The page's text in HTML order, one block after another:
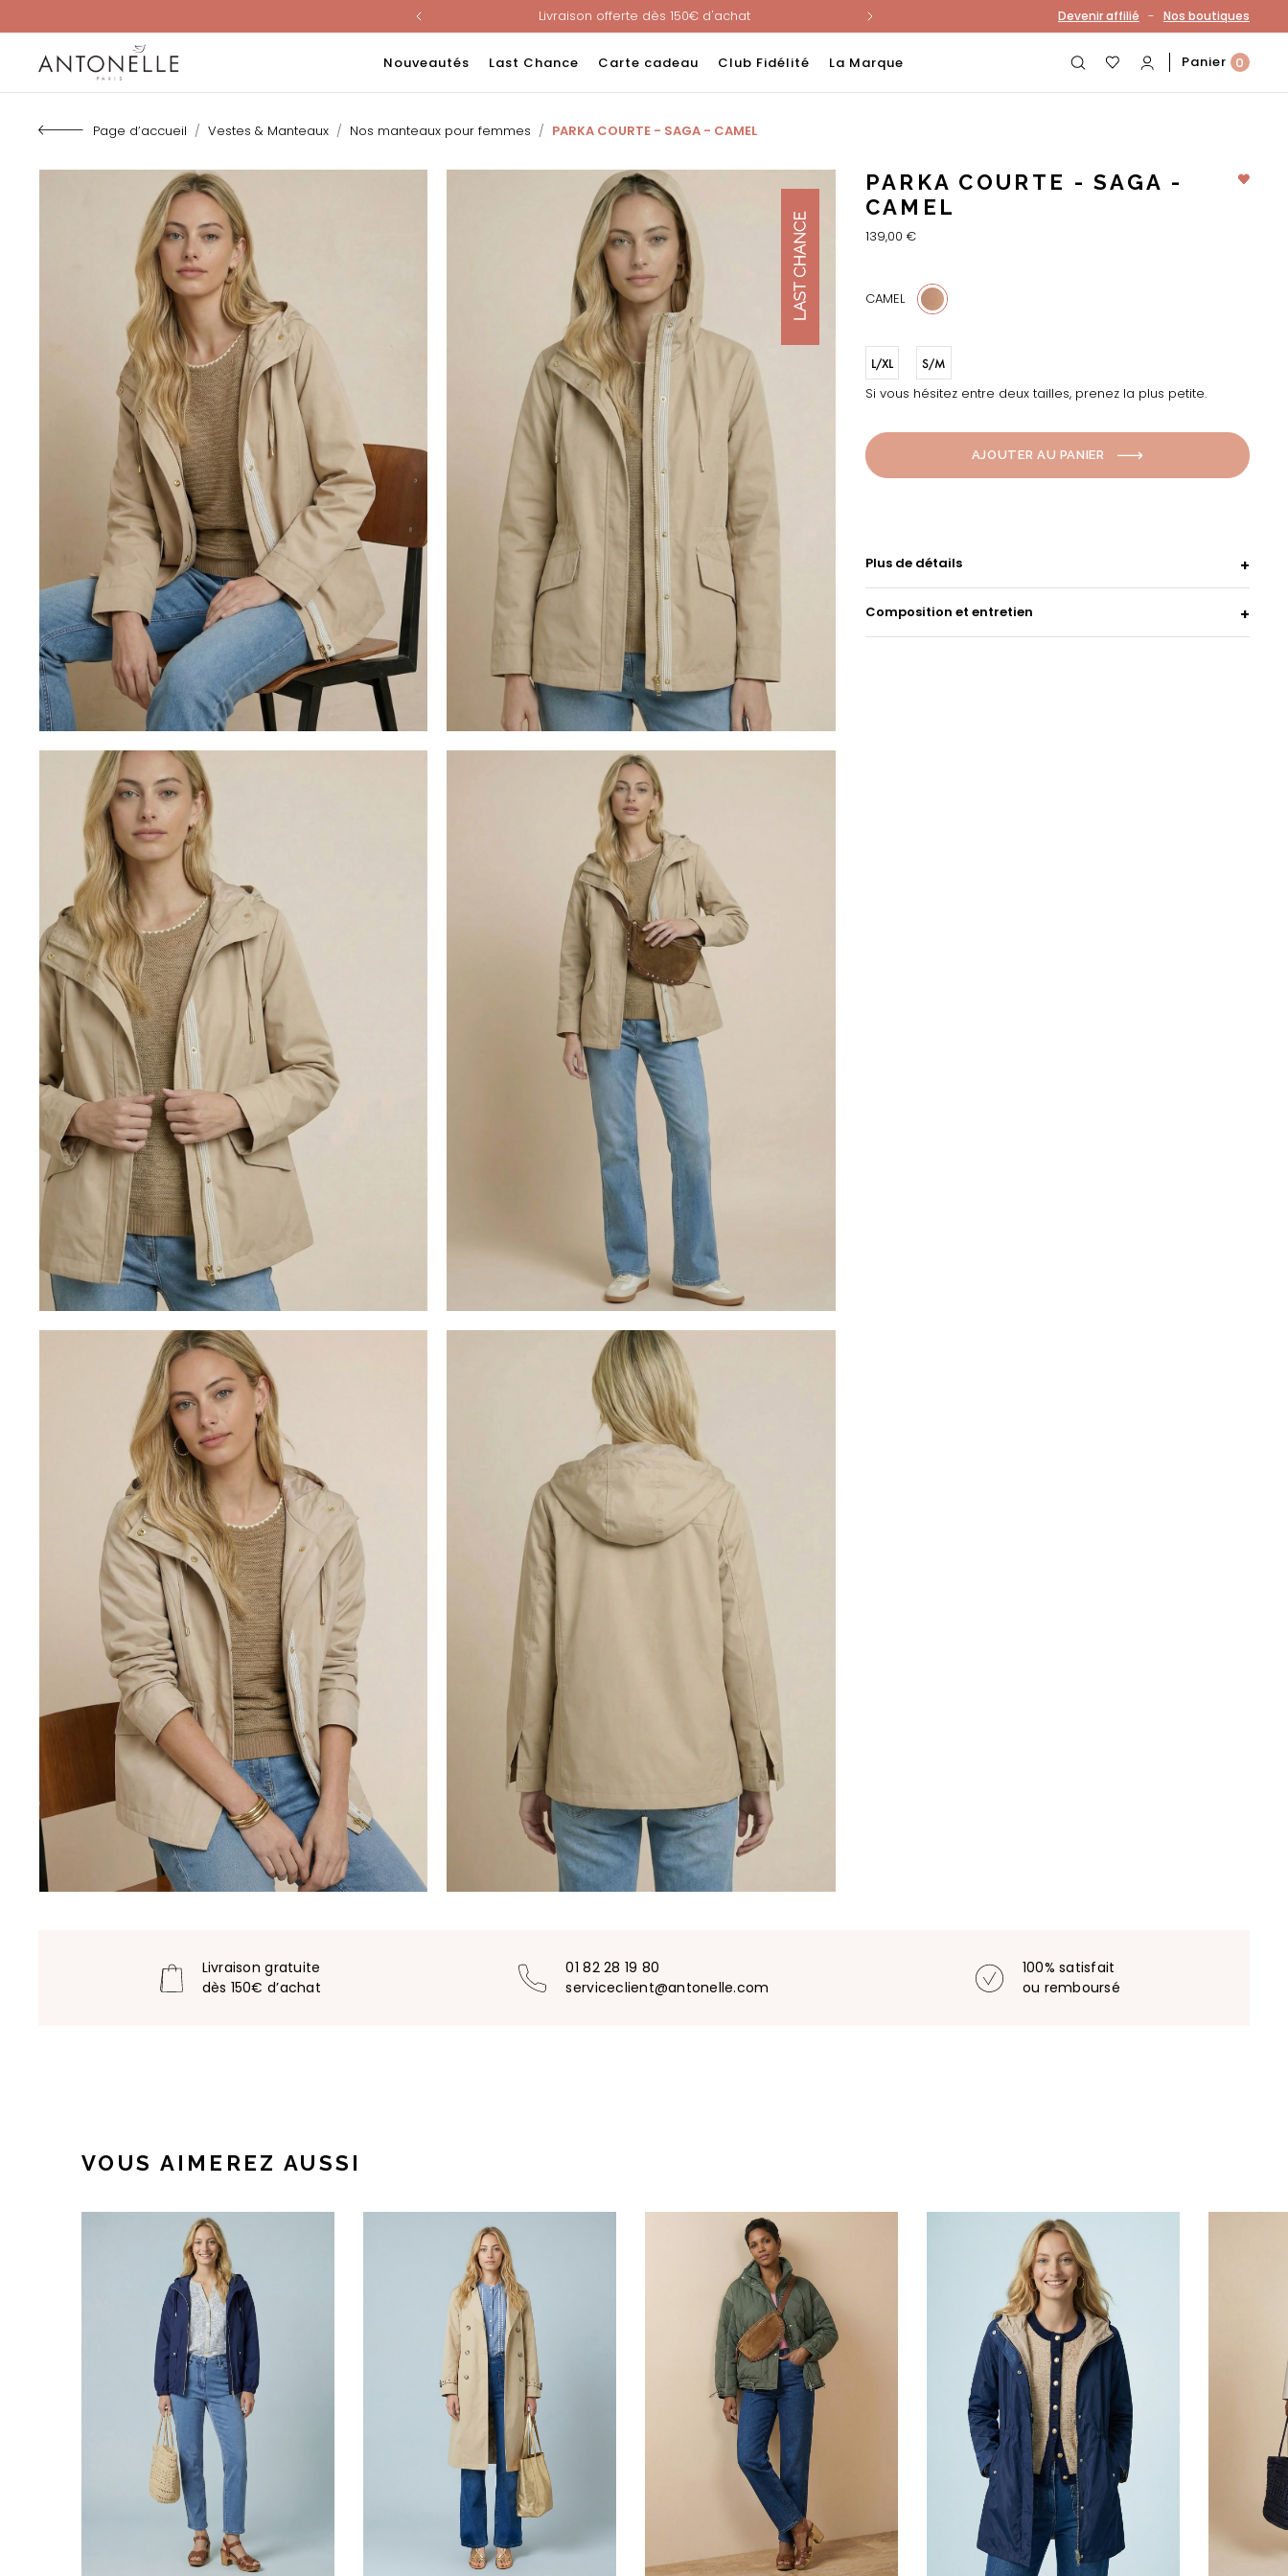
Livraison offerte dès 150€ d'achat
Nouveau ! Paiement en 3 ou 4 fois sans frais avec ALMA !
Last Chance : -60% sur une sélection jusqu'au 23/08 en vous connectant à votre compte
Devenir affilié - Nos boutiques
Nouveautés Last Chance Carte cadeau Club Fidélité La Marque Panier 0
Page d’accueil Vestes & Manteaux Nos manteaux pour femmes PARKA COURTE - SAGA - CAMEL
PARKA COURTE - SAGA -
CAMEL
139,00 €
CAMEL
L/XL S/M
Si vous hésitez entre deux tailles, prenez la plus petite.
AJOUTER AU PANIER
Plus de détails
Composition et entretien
Livraison gratuite
dès 150€ d’achat
01 82 28 19 80
serviceclient@antonelle.com
100% satisfait
ou remboursé
VOUS AIMEREZ AUSSI